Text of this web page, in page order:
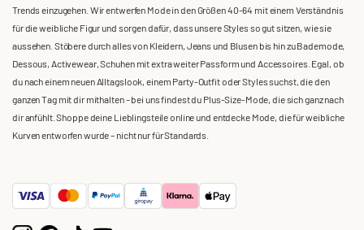
Trends einzugehen. Wir entwerfen Mode in den Größen 40-64 mit einem Verständnis
für die weibliche Figur und sorgen dafür, dass unsere Styles so gut sitzen, wie sie
aussehen. Stöbere durch alles von Kleidern, Jeans und Blusen bis hin zu Bademode,
Dessous, Activewear, Schuhen mit extra weiter Passform und Accessoires. Egal, ob
du nach einem neuen Alltagslook, einem Party-Outfit oder Styles suchst, die den
ganzen Tag mit dir mithalten – bei uns findest du Plus-Size-Mode, die sich ganz nach
dir anfühlt. Shoppe deine Lieblingsteile online und entdecke Mode, die für weibliche
Kurven entworfen wurde – nicht nur für Standards.